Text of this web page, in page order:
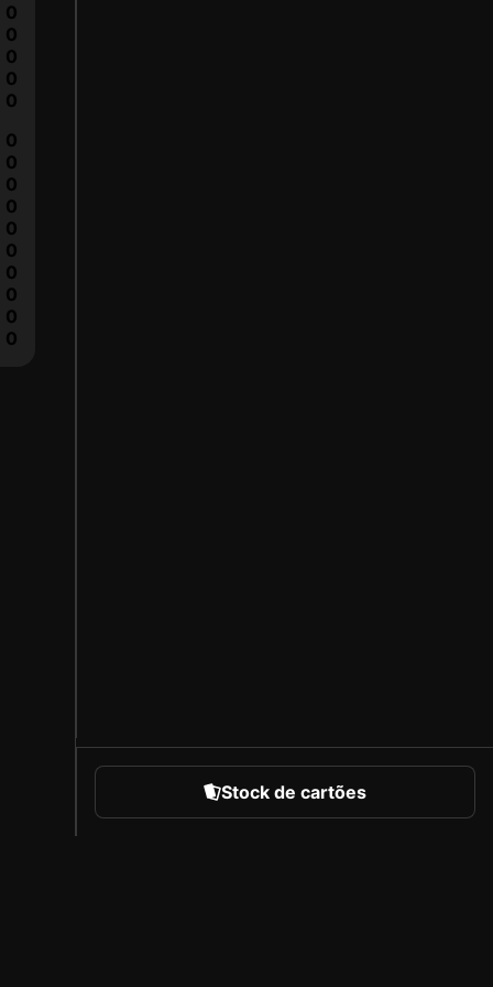
0
0
0
0
0
0
0
0
0
0
0
0
0
0
0
Stock de cartões